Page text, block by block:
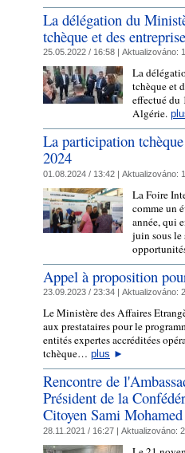
La délégation du
tchèque et des
25.05.2022 / 16:58 | Aktualizováno:
La
tchèque et
effectué du
Algérie.
La participation
2024
01.08.2024 / 13:42 | Aktualizováno:
La Foire
comme un
année, qui
juin sous le
Appel à proposition
23.09.2023 / 23:34 | Aktualizováno:
Le Ministère des Affaires
aux prestataires pour le
entités expertes accréditées
tchèque… plus ►
Rencontre de
Président de la
Citoyen Sami
28.11.2021 / 16:27 | Aktualizováno: